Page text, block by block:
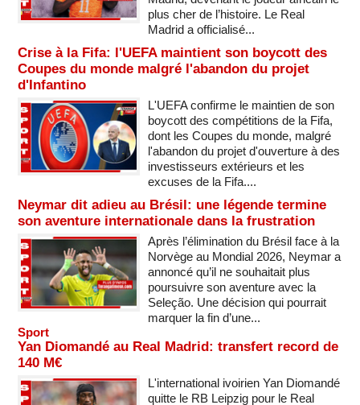
plus cher de l’histoire. Le Real
Madrid a officialisé...
Crise à la Fifa: l'UEFA maintient son boycott des
Coupes du monde malgré l'abandon du projet
d'Infantino
L'UEFA confirme le maintien de son
boycott des compétitions de la Fifa,
dont les Coupes du monde, malgré
l'abandon du projet d'ouverture à des
investisseurs extérieurs et les
excuses de la Fifa....
Neymar dit adieu au Brésil: une légende termine
son aventure internationale dans la frustration
Après l’élimination du Brésil face à la
Norvège au Mondial 2026, Neymar a
annoncé qu’il ne souhaitait plus
poursuivre son aventure avec la
Seleção. Une décision qui pourrait
marquer la fin d’une...
Sport
Yan Diomandé au Real Madrid: transfert record de
140 M€
L'international ivoirien Yan Diomandé
quitte le RB Leipzig pour le Real